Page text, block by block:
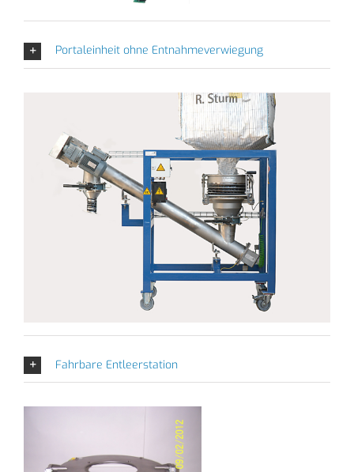
Portaleinheit ohne Entnahmeverwiegung
Fahrbare Entleerstation